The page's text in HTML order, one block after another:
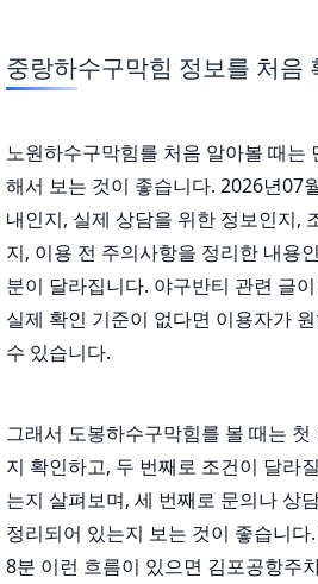
중랑하수구막힘 정보를 처음
노원하수구막힘를 처음 알아볼 때는
해서 보는 것이 좋습니다. 2026년07
내인지, 실제 상담을 위한 정보인지,
지, 이용 전 주의사항을 정리한 내용
분이 달라집니다. 야구반티 관련 글
실제 확인 기준이 없다면 이용자가
수 있습니다.
그래서 도봉하수구막힘를 볼 때는
지 확인하고, 두 번째로 조건이 달라
는지 살펴보며, 세 번째로 문의나 상
정리되어 있는지 보는 것이 좋습니
8분 이런 흐름이 있으면 김포공항주